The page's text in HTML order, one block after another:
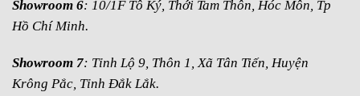
Showroom 6: 10/1F Tô Ký, Thới Tam Thôn, Hóc Môn, Tp
Hồ Chí Minh.
Showroom 7: Tỉnh Lộ 9, Thôn 1, Xã Tân Tiến, Huyện
Krông Pắc, Tỉnh Đắk Lắk.